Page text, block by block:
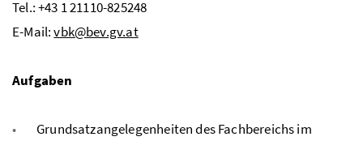
Tel.: +43 1 21110-825248
E-Mail:vbk@bev.gv.at
Aufgaben
Grundsatzangelegenheiten des Fachbereichs im